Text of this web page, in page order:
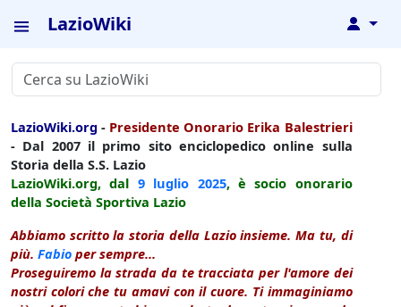
LazioWiki ↓
LazioWiki.org - Presidente Onorario Erika Balestrieri
- Dal 2007 il primo sito enciclopedico online sulla
Storia della S.S. Lazio
LazioWiki.org, dal 9 luglio 2025, è socio onorario
della Società Sportiva Lazio
Abbiamo scritto la storia della Lazio insieme. Ma tu, di
più. Fabio per sempre...
Proseguiremo la strada da te tracciata per l'amore dei
nostri colori che tu amavi con il cuore. Ti immaginiamo